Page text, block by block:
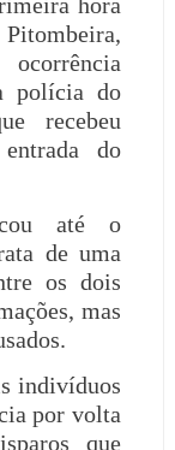
polícia do
recebeu
do
até o
de uma
os dois
mas
indivíduos
por volta
que